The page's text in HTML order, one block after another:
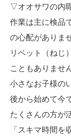
▽オオサワの内
作業は主に検品
の心配がありま
リベット（ねじ
こともありません
小さなお子様の
後から始めて今
たくさんの方が
「スキマ時間